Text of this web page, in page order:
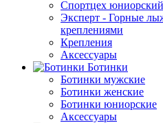
Спортцех
Эксперт - Горные
креплениями
Крепления
Аксессуары
Ботинки
Ботинки мужские
Ботинки женские
Ботинки юниорские
Аксессуары